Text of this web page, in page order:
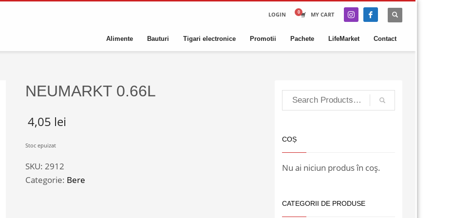
LOGIN MY CART
Alimente Bauturi Tigari electronice Promotii Pachete LifeMarket Contact
NEUMARKT 0.66L
4,05 lei
Stoc epuizat
SKU: 2912
Categorie: Bere
COȘ
Nu ai niciun produs în coș.
CATEGORII DE PRODUSE